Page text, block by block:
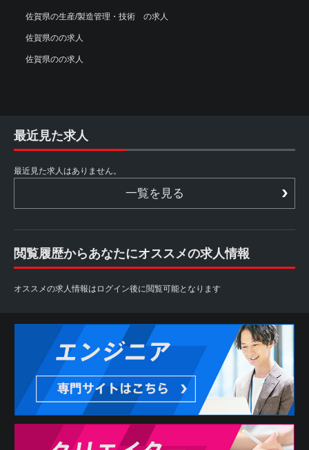
佐賀県の生産/製造管理・技術 の求人
佐賀県のの求人
佐賀県のの求人
最近見た求人
最近見た求人はありません。
一覧を見る
閲覧履歴からあなたにオススメの求人情報
オススメの求人情報はログイン後に閲覧可能となります